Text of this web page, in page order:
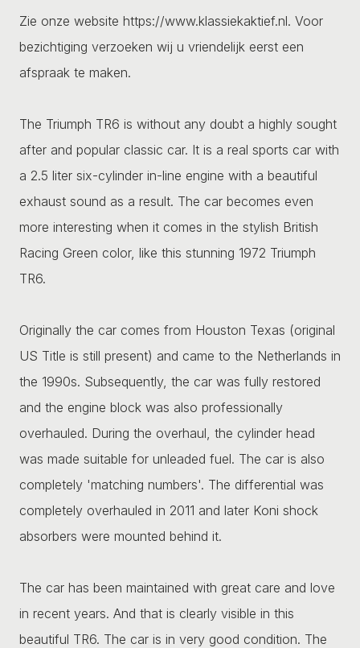
Zie onze website https://www.klassiekaktief.nl. Voor
bezichtiging verzoeken wij u vriendelijk eerst een
afspraak te maken.
The Triumph TR6 is without any doubt a highly sought
after and popular classic car. It is a real sports car with
a 2.5 liter six-cylinder in-line engine with a beautiful
exhaust sound as a result. The car becomes even
more interesting when it comes in the stylish British
Racing Green color, like this stunning 1972 Triumph
TR6.
Originally the car comes from Houston Texas (original
US Title is still present) and came to the Netherlands in
the 1990s. Subsequently, the car was fully restored
and the engine block was also professionally
overhauled. During the overhaul, the cylinder head
was made suitable for unleaded fuel. The car is also
completely 'matching numbers'. The differential was
completely overhauled in 2011 and later Koni shock
absorbers were mounted behind it.
The car has been maintained with great care and love
in recent years. And that is clearly visible in this
beautiful TR6. The car is in very good condition. The